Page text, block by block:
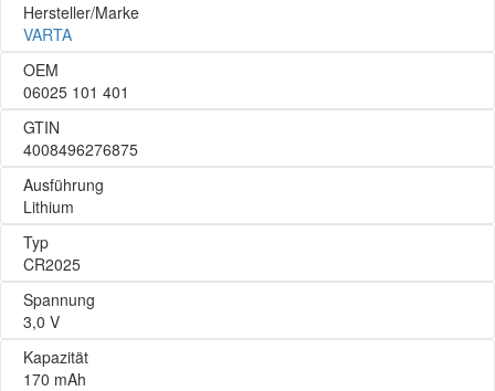
Hersteller/Marke
VARTA
OEM
06025 101 401
GTIN
4008496276875
Ausführung
Lithium
Typ
CR2025
Spannung
3,0 V
Kapazität
170 mAh